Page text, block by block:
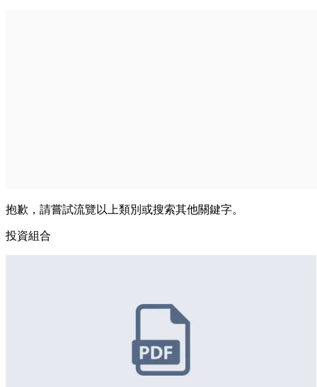
抱歉，請嘗試流覽以上類別或搜索其他關鍵字。
投資組合